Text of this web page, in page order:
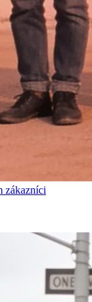
zákazníci